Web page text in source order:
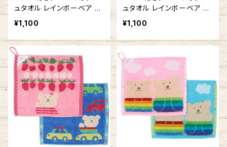
ュタオル レインボーベア ス
トーリー 吊り下げできる 今
治タオルの日本製 車 ひも
付きタオル ループタオル
¥1,100
ュタオル レインボーベア サ
ーカス 吊り下げできる 今
治タオルの日本製 車 ひも
付きタオル ループタオル
¥1,100